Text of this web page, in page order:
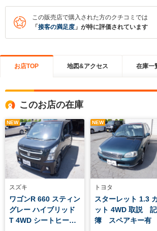
この販売店で購入された方のクチコミでは
「 接客の満足度 」が特に評価されています
お店TOP 地図&アクセス 在庫一
このお店の在庫
NEW
スズキ
ワゴンR 660 スティン
グレー ハイブリッド
T 4WD シートヒータ
NEW
トヨタ
スターレット 1.3
ット 4WD 取説
簿 スペアキー有